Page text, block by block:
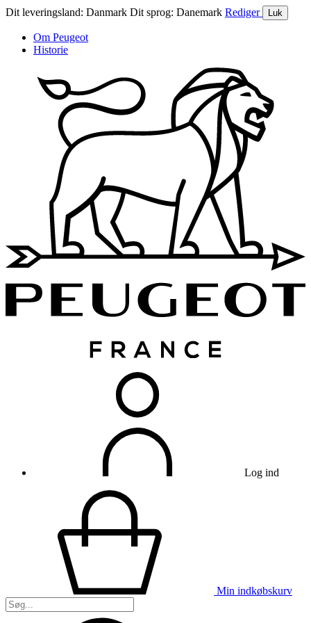
Dit leveringsland: Danmark Dit sprog: Danemark Rediger Luk
Om Peugeot
Historie
Log ind
Min indkøbskurv